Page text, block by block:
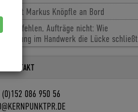
holt Markus Knöpfle an Bord
fehlen, Aufträge nicht: Wie
im Handwerk die Lücke schließt
086 950 56